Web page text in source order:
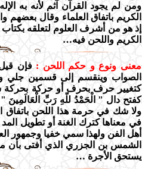
ومن لم يجود القرآن آثم لأنه به
الكريم باتفاق العلماء وقال
إذ هو من أشرف العلوم لتعلقه
الكريم واللحن فيه…
معنى ونوع و حكم اللحن : فإن
الصواب وينقسم إلى قسمين جلي
كتغيير حرف بحرف أو حركة بحركة
كفتح دال " الْحَمْدُ للّهِ رَبِّ الْعَالَمِينَ
ولا شك في حرمة هذا اللحن باتفاق
في معناها كترك الغنة أو تطويل
أهل الفن ولهذا سمي خفيا وجمهور
الشمس بن الجزري الذي أفتى بأن من
يستحق الأجرة …